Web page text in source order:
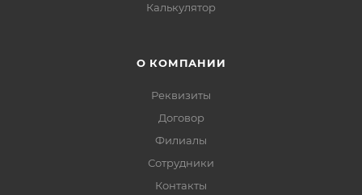
Калькулятор
О КОМПАНИИ
Реквизиты
Договор
Филиалы
Сотрудники
Контакты